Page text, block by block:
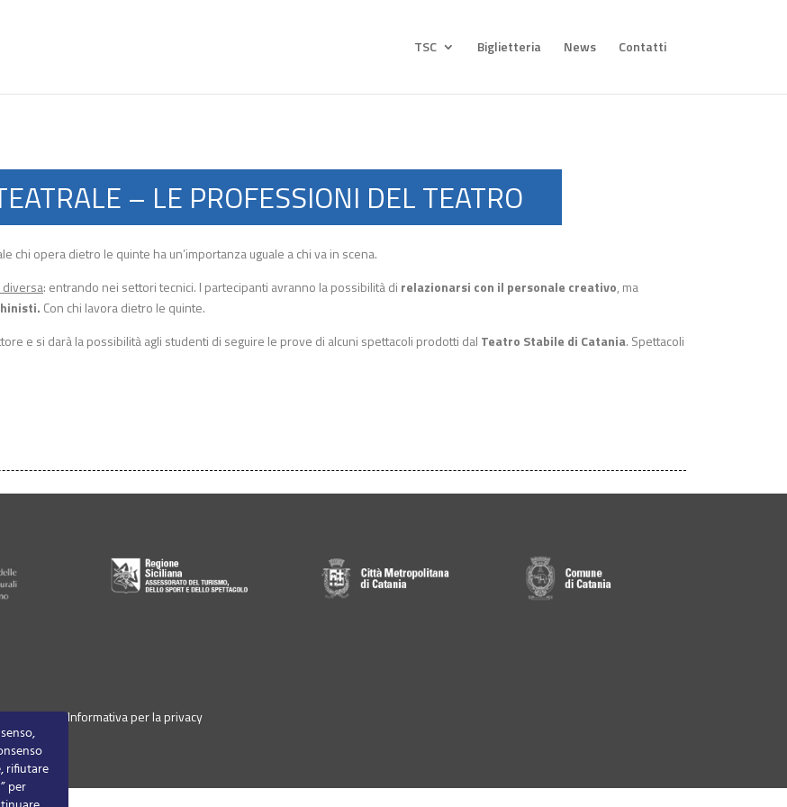
TSC Biglietteria News Contatti
– LE PROFESSIONI DEL TEATRO
chi opera dietro le quinte ha un’importanza uguale a chi va in scena.
: entrando nei settori tecnici. I partecipanti avranno la possibilità di relazionarsi con il personale creativo, ma
Con chi lavora dietro le quinte.
e si darà la possibilità agli studenti di seguire le prove di alcuni spettacoli prodotti dal Teatro Stabile di Catania. Spettacoli
Policy-Informativa per la privacy
rifiutare
per